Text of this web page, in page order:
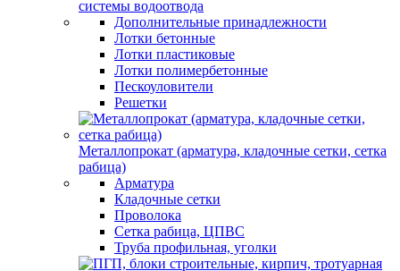
системы водоотвода
Дополнительные принадлежности
Лотки бетонные
Лотки пластиковые
Лотки полимербетонные
Пескоуловители
Решетки
Металлопрокат (арматура, кладочные сетки, сетка
рабица)
Арматура
Кладочные сетки
Проволока
Сетка рабица, ЦПВС
Труба профильная, уголки